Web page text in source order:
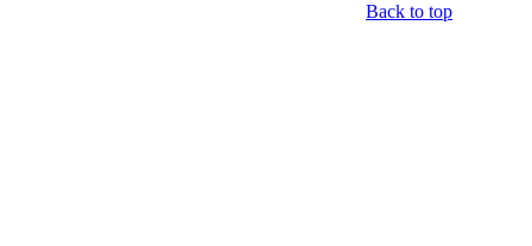
Back to top